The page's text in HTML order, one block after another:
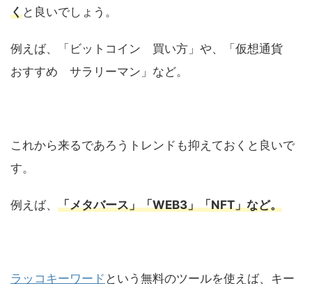
くと良いでしょう。
例えば、「ビットコイン 買い方」や、「仮想通貨
おすすめ サラリーマン」など。
これから来るであろうトレンドも抑えておくと良いで
す。
例えば、 「メタバース」「WEB3」「NFT」など。
ラッコキーワード という無料のツールを使えば、キー